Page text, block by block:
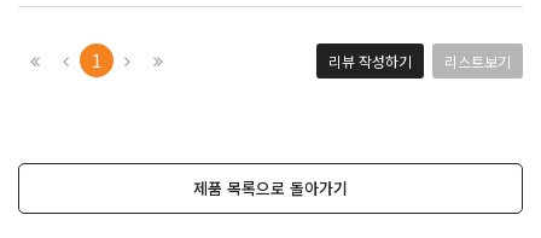
1 리뷰 작성하기 리스트보기
제품 목록으로 돌아가기